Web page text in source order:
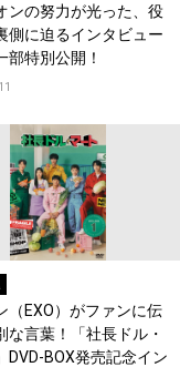
ンの努力が光った、役
側に迫るインタビュー
部特別公開！
（EXO）がファンに伝
な言葉！「社長ドル・
DVD-BOX発売記念イン